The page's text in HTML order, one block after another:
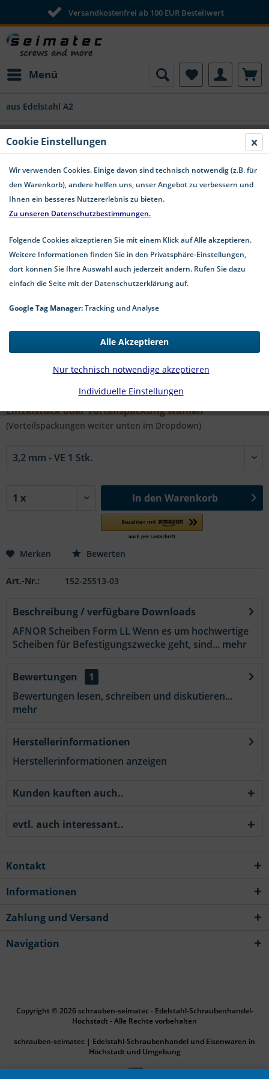
Versandkostenfrei ab 100 EUR Bestellwert
Menü
aus Edelstahl A2
AFNOR Beilagscheiben Form LL Edelstahl
A2
(1)
0,11 € *
*inkl. MwSt.zzgl. Versandkosten
2-5 Werktage Lieferzeit
#NF E 25-513 | Ø in mm:
Einzelstück oder Vorteilspackung wählen
(Vorteilspackungen weiter unten im Dropdown)
In den Warenkorb
Merken Bewerten
Art.-Nr.: 152-25513-03
Beschreibung / verfügbare Downloads
AFNOR Scheiben Form LL Wenn es um hochwertige
Scheiben für Befestigungszwecke geht, sind... mehr
Bewertungen
1
Bewertungen lesen, schreiben und diskutieren...
mehr
Herstellerinformationen
Herstellerinformationen anzeigen
Kunden kauften auch..
evtl. auch interessant..
Kontakt
Informationen
Zahlung und Versand
Navigation
Copyright © 2026 schrauben-seimatec - Edelstahl-Schraubenhandel-
Höchstadt - Alle Rechte vorbehalten
schrauben-seimatec | Edelstahl-Schraubenhandel und Eisenwaren in
Höchstadt und Umgebung
Cookie Einstellungen
Wir verwenden Cookies. Einige davon sind technisch notwendig (z.B. für
den Warenkorb), andere helfen uns, unser Angebot zu verbessern und
Ihnen ein besseres Nutzererlebnis zu bieten.
Zu unseren Datenschutzbestimmungen.
Folgende Cookies akzeptieren Sie mit einem Klick auf Alle akzeptieren.
Weitere Informationen finden Sie in den Privatsphäre-Einstellungen,
dort können Sie Ihre Auswahl auch jederzeit ändern. Rufen Sie dazu
einfach die Seite mit der Datenschutzerklärung auf.
Google Tag Manager:Tracking und Analyse
Individuelle Einstellungen
Nur technisch notwendige akzeptieren
Alle Akzeptieren